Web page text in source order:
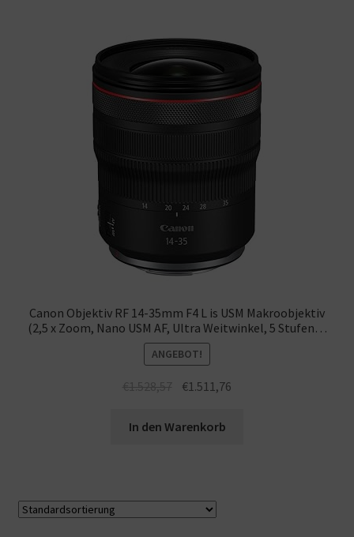
Canon Objektiv RF 14-35mm F4 L is USM Makroobjektiv
(2,5 x Zoom, Nano USM AF, Ultra Weitwinkel, 5 Stufen…
ANGEBOT!
€1.511,76
In den Warenkorb